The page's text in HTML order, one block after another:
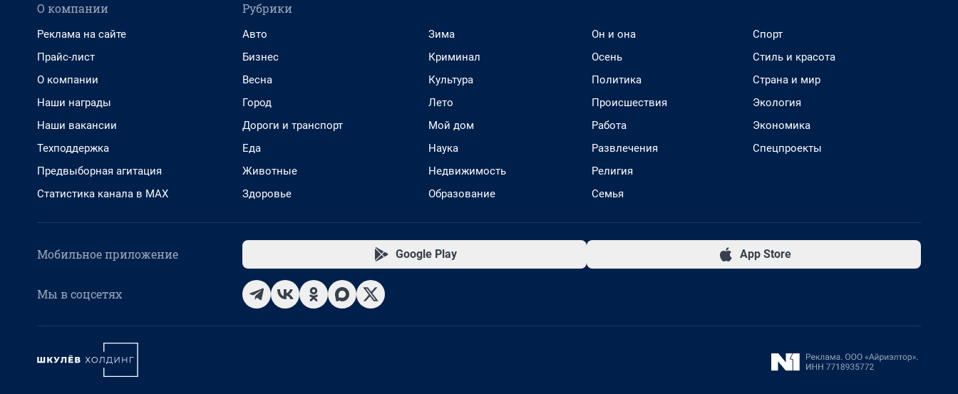
О компании
Реклама на сайте
Прайс-лист
О компании
Наши награды
Наши вакансии
Техподдержка
Предвыборная агитация
Статистика канала в MAX
Рубрики
Авто
Бизнес
Весна
Город
Дороги и транспорт
Еда
Животные
Здоровье
Зима
Криминал
Культура
Лето
Мой дом
Наука
Недвижимость
Образование
Он и она
Осень
Политика
Происшествия
Работа
Развлечения
Религия
Семья
Спорт
Стиль и красота
Страна и мир
Экология
Экономика
Спецпроекты
Мобильное приложение Google Play App Store
Мы в соцсетях